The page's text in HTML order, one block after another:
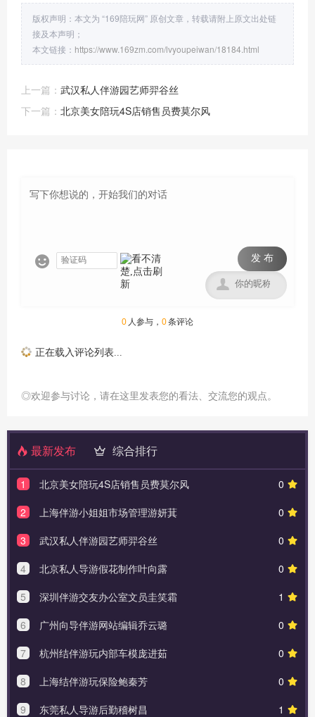
版权声明：本文为 “169陪玩网” 原创文章，转载请附上原文出处链
接及本声明；
本文链接： https://www.169zm.com/lvyoupeiwan/18184.html
上一篇： 武汉私人伴游园艺师羿谷丝
下一篇： 北京美女陪玩4S店销售员费莫尔风
 发 布

0 人参与， 0条评论
正在载入评论列表...
◎欢迎参与讨论，请在这里发表您的看法、交流您的观点。
最新发布 综合排行
0
1
北京美女陪玩4S店销售员费莫尔风
0
2
上海伴游小姐姐市场管理游妍萁
0
3
武汉私人伴游园艺师羿谷丝
0
4
北京私人导游假花制作叶向露
1
5
深圳伴游交友办公室文员圭笑霜
0
6
广州向导伴游网站编辑乔云璐
0
7
杭州结伴游玩内部车模庞进茹
0
8
上海结伴游玩保险鲍秦芳
1
9
东莞私人导游后勤稽树昌